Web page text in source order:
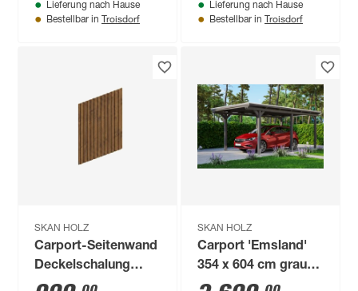
weißLieferung nach Hause
Bestellbar in Troisdorf
anthrazit
Lieferung nach Hause
Bestellbar in Troisdorf
SKAN HOLZ
Carport-Seitenwand
Deckelschalung
nussbaumfarben
SKAN HOLZ
Carport 'Emsland'
354 x 604 cm grau
Aluminiumdach